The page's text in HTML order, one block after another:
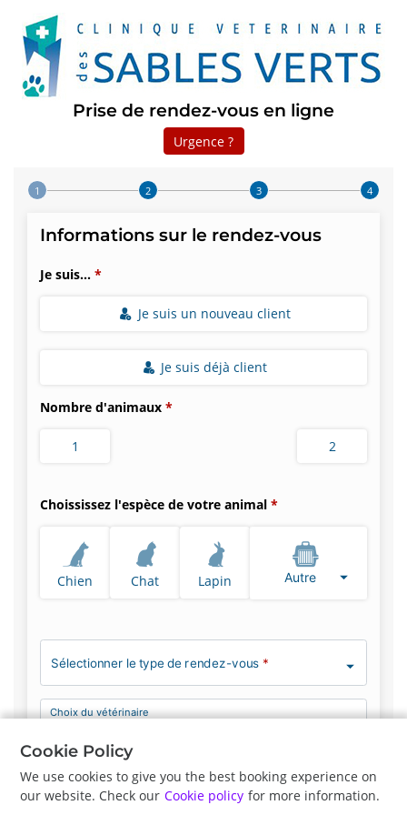
Prise de rendez-vous en ligne
Urgence ?
Step 1 of 4
Informations sur le rendez-vous
Je suis...
Je suis un nouveau client
Je suis déjà client
Nombre d'animaux
1 2
Choississez l'espèce de votre animal
Chien Chat Lapin Autre
Sélectionner le type de rendez-vous *
Choix du vétérinaire
Cookie Policy
We use cookies to give you the best booking experience on
our website. Check our Cookie policy for more information.